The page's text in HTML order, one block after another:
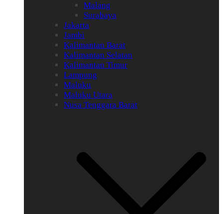
Malang
Surabaya
Jakarta
Jambi
Kalimantan Barat
Kalimantan Selatan
Kalimantan Timur
Lampung
Maluku
Maluku Utara
Nusa Tenggara Barat